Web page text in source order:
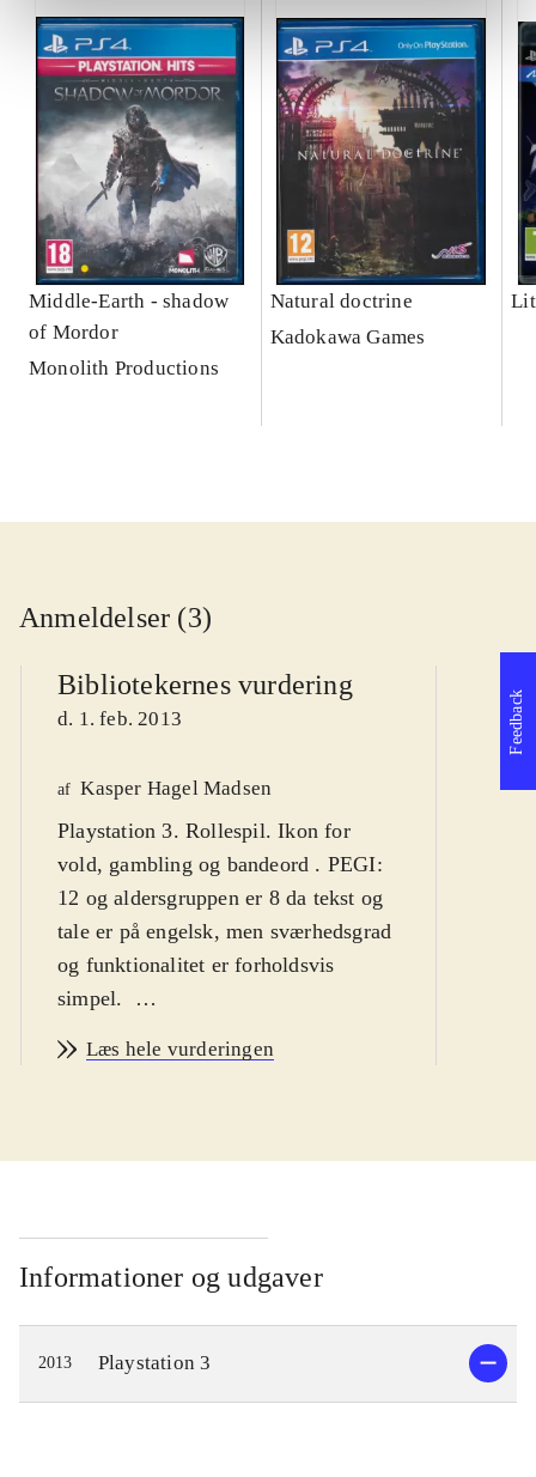
Middle-Earth - shadow
of Mordor
Monolith Productions
Natural doctrine
Kadokawa Games
Anmeldelser (3)
Bibliotekernes vurdering
d. 1. feb. 2013
af Kasper Hagel Madsen
Playstation 3. Rollespil. Ikon for
vold, gambling og bandeord . PEGI:
12 og aldersgruppen er 8 da tekst og
tale er på engelsk, men sværhedsgrad
og funktionalitet er forholdsvis
simpel.
Oliver, som begiver sig ud på en
parallelverdenen Ni no Kuni. På
ekstraordinære karakterer, og flere af
dem bliver hjælpsomme allierede. De
guider Oliver når han udforsker
parallelverdenen og lærer ham
magiske tricks, som vil gøre ham
stærk nok til at konfrontere hans
Læs hele vurderingen
Informationer og udgaver
2013 Playstation 3
Feedback